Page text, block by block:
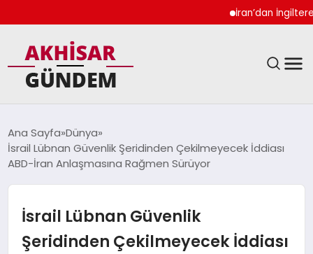
İran’dan İngiltere
DÜNYA
Ana Sayfa Dünya
İsrail Lübnan Güvenlik Şeridinden Çekilmeyecek İddiası
ABD-İran Anlaşmasına Rağmen Sürüyor
İsrail Lübnan Güvenlik
Şeridinden Çekilmeyecek İddiası